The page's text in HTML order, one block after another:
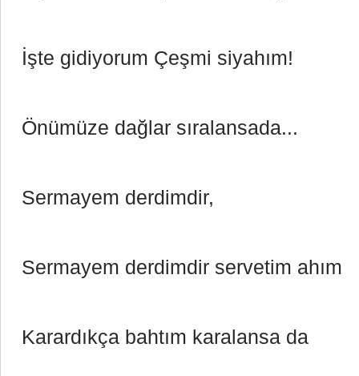
İşte gidiyorum Çeşmi siyahım!
Önümüze dağlar sıralansada...
Sermayem derdimdir,
Sermayem derdimdir servetim ahım
Karardıkça bahtım karalansa da